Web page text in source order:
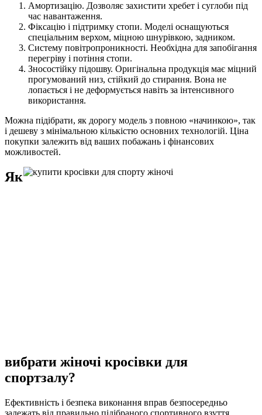
Амортизацію. Дозволяє захистити хребет і суглоби під
час навантаження.
Фіксацію і підтримку стопи. Моделі оснащуються
спеціальним верхом, міцною шнурівкою, задником.
Систему повітропроникності. Необхідна для запобігання
перегріву і потіння стопи.
Зносостійку підошву. Оригінальна продукція має міцний
прогумований низ, стійкий до стирання. Вона не
лопається і не деформується навіть за інтенсивного
використання.
Можна підібрати, як дорогу модель з повною «начинкою», так
і дешеву з мінімальною кількістю основних технологій. Ціна
покупки залежить від ваших побажань і фінансових
можливостей.
Як
вибрати жіночі кросівки для
спортзалу?
Ефективність і безпека виконання вправ безпосередньо